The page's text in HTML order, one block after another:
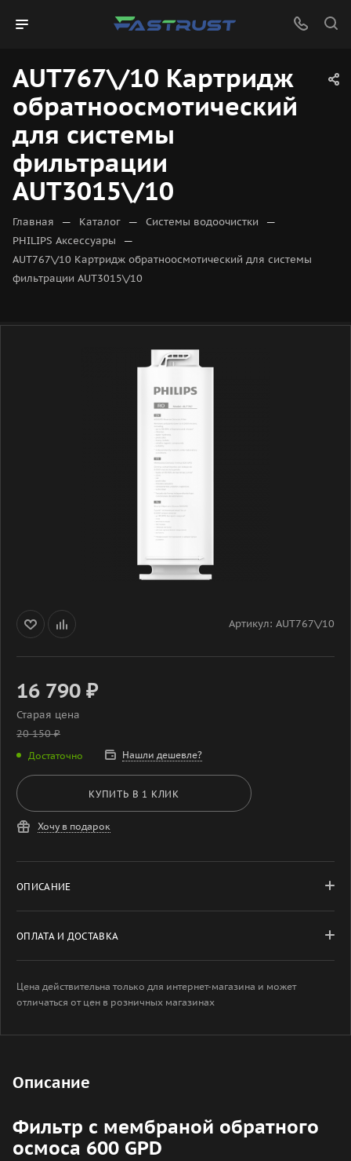
AUT767\/10 Картридж
обратноосмотический
для системы
фильтрации
AUT3015\/10
Главная — Каталог — Системы водоочистки —
PHILIPS Аксессуары —
AUT767\/10 Картридж обратноосмотический для системы
фильтрации AUT3015\/10
Артикул: AUT767\/10
16 790 ₽
Старая цена
20 150₽
Достаточно Нашли дешевле?
КУПИТЬ В 1 КЛИК
Хочу в подарок
ОПИСАНИЕ
ОПЛАТА И ДОСТАВКА
Цена действительна только для интернет-магазина и может
отличаться от цен в розничных магазинах
Описание
Фильтр с мембраной обратного
осмоса 600 GPD